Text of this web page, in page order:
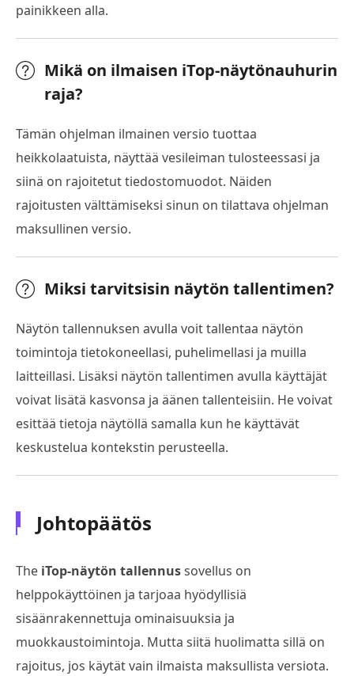
painikkeen alla.
Mikä on ilmaisen iTop-näytönauhurin
raja?
Tämän ohjelman ilmainen versio tuottaa
heikkolaatuista, näyttää vesileiman tulosteessasi ja
siinä on rajoitetut tiedostomuodot. Näiden
rajoitusten välttämiseksi sinun on tilattava ohjelman
maksullinen versio.
Miksi tarvitsisin näytön tallentimen?
Näytön tallennuksen avulla voit tallentaa näytön
toimintoja tietokoneellasi, puhelimellasi ja muilla
laitteillasi. Lisäksi näytön tallentimen avulla käyttäjät
voivat lisätä kasvonsa ja äänen tallenteisiin. He voivat
esittää tietoja näytöllä samalla kun he käyttävät
keskustelua kontekstin perusteella.
Johtopäätös
The iTop-näytön tallennussovellus on
helppokäyttöinen ja tarjoaa hyödyllisiä
sisäänrakennettuja ominaisuuksia ja
muokkaustoimintoja. Mutta siitä huolimatta sillä on
rajoitus, jos käytät vain ilmaista maksullista versiota.